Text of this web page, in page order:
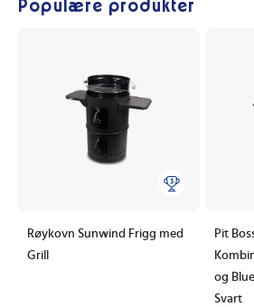
Populære produkter
Røykovn Sunwind Frigg med
Grill
Pit
og
Svart